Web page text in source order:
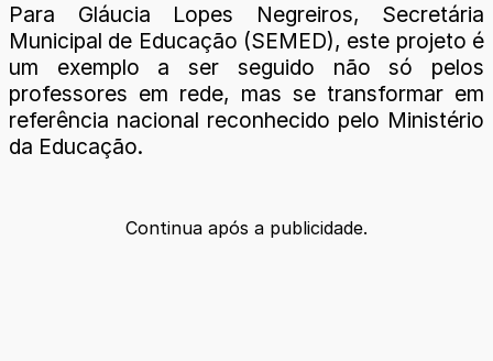
Para Gláucia Lopes Negreiros, Secretária
Municipal de Educação (SEMED), este projeto é
um exemplo a ser seguido não só pelos
professores em rede, mas se transformar em
referência nacional reconhecido pelo Ministério
da Educação.
Continua após a publicidade.